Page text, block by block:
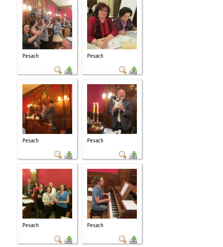
Pesach Pesach
Pesach Pesach
Pesach Pesach